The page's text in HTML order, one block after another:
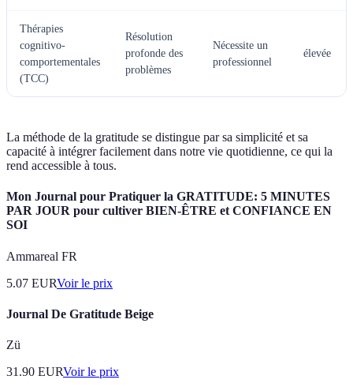
Thérapies
cognitivo-
comportementales
(TCC)
Résolution
profonde des
problèmes
Nécessite un
professionnel
élevée
La méthode de la gratitude se distingue par sa simplicité et sa
capacité à intégrer facilement dans notre vie quotidienne, ce qui la
rend accessible à tous.
Mon Journal pour Pratiquer la GRATITUDE: 5 MINUTES
PAR JOUR pour cultiver BIEN-ÊTRE et CONFIANCE EN
SOI
Ammareal FR
5.07 EURVoir le prix
Journal De Gratitude Beige
Zü
31.90 EURVoir le prix